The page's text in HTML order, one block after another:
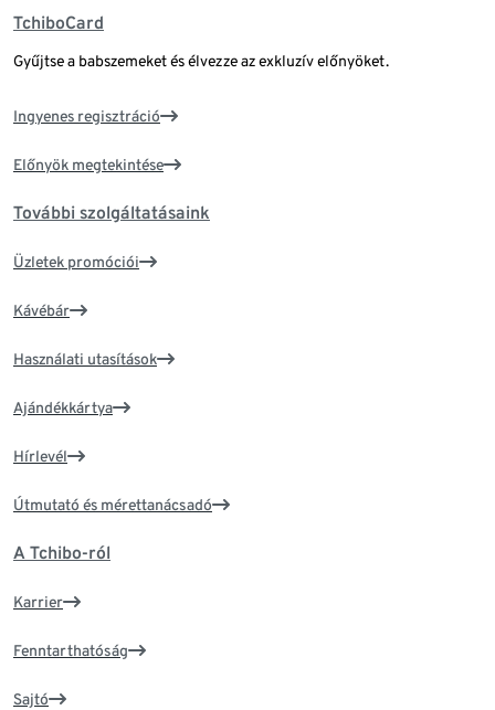
TchiboCard
Gyűjtse a babszemeket és élvezze az exkluzív előnyöket.
Ingyenes regisztráció
Előnyök megtekintése
További szolgáltatásaink
Üzletek promóciói
Kávébár
Használati utasítások
Ajándékkártya
Hírlevél
Útmutató és mérettanácsadó
A Tchibo-ról
Karrier
Fenntarthatóság
Sajtó